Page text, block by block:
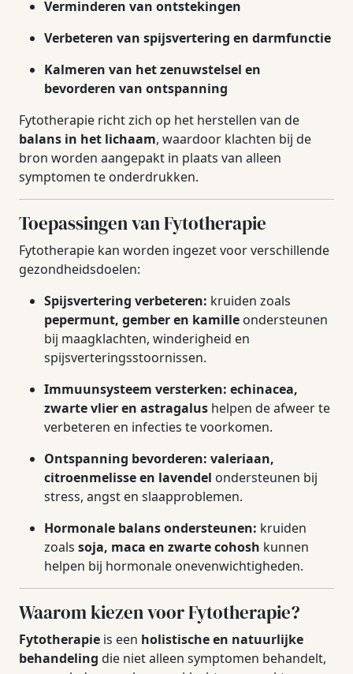
Verminderen van ontstekingen
Verbeteren van spijsvertering en darmfunctie
Kalmeren van het zenuwstelsel en
bevorderen van ontspanning
Fytotherapie richt zich op het herstellen van de
balans in het lichaam, waardoor klachten bij de
bron worden aangepakt in plaats van alleen
symptomen te onderdrukken.
Toepassingen van Fytotherapie
Fytotherapie kan worden ingezet voor verschillende
gezondheidsdoelen:
Spijsvertering verbeteren: kruiden zoals
pepermunt, gember en kamille ondersteunen
bij maagklachten, winderigheid en
spijsverteringsstoornissen.
Immuunsysteem versterken: echinacea,
zwarte vlier en astragalus helpen de afweer te
verbeteren en infecties te voorkomen.
Ontspanning bevorderen: valeriaan,
citroenmelisse en lavendel ondersteunen bij
stress, angst en slaapproblemen.
Hormonale balans ondersteunen: kruiden
zoals soja, maca en zwarte cohosh kunnen
helpen bij hormonale onevenwichtigheden.
Waarom kiezen voor Fytotherapie?
Fytotherapie is een holistische en natuurlijke
behandeling die niet alleen symptomen behandelt,